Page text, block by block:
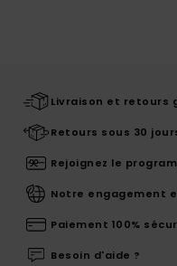
Livraison et retours
Retours sous 30
Rejoignez le
Notre engagement
Paiement 100%
Besoin d'aide ?